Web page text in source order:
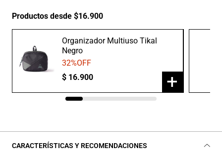
Productos desde $16.900
Organizador Multiuso Tikal
Negro
32%OFF
$ 16.900 +
CARACTERÍSTICAS Y RECOMENDACIONES